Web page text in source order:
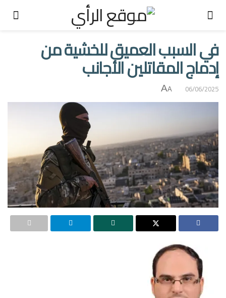
في السبب العميق للخشية من
إدماج المقاتلين الأجانب
06/06/2025
A
A